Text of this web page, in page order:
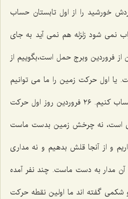
خورشید را از اول تابستان حساب
نمی شود زلزله هم نمی آید به جای
از فروردین وبرج حمل است،بگوییم از
یا اول حرکت زمین را ما می توانیم
از بیست و ششم فروردین حساب کنیم. ٢٦ فروردین روز اول حرکت
است، نه چرخش زمین بدست ماست
و از آنجا قلش بدهیم و نه مداری
مدار به دست ماست. چند نفر آمده
شکمی گفته اند ما اولین نقطه حرکت